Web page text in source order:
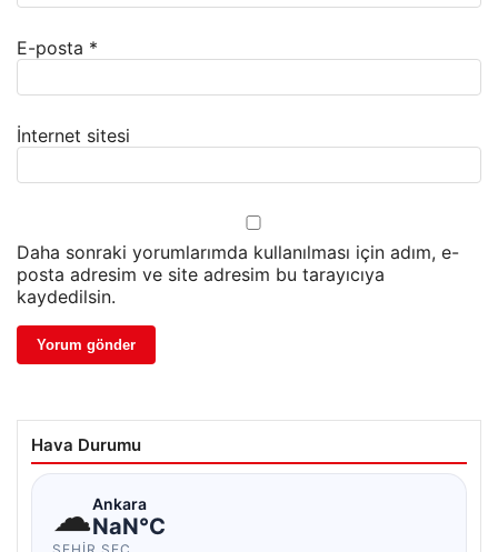
E-posta *
İnternet sitesi
Daha sonraki yorumlarımda kullanılması için adım, e-
posta adresim ve site adresim bu tarayıcıya
kaydedilsin.
Hava Durumu
☁Ankara
NaN°C